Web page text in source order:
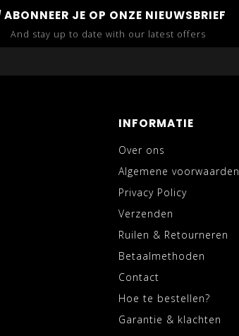
ABONNEER JE OP ONZE NIEUWSBRIEF
And stay up to date with our latest offers
INFORMATIE
Over ons
Algemene voorwaarden
Privacy Policy
Verzenden
Ruilen & Retourneren
Betaalmethoden
Contact
Hoe te bestellen?
Garantie & klachten